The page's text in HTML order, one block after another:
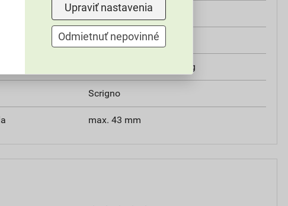
1100 mm
1970 mm
dverné krídlo max. 120 kg
Scrigno
max. 43 mm
Upraviť nastavenia
Odmietnuť nepovinné